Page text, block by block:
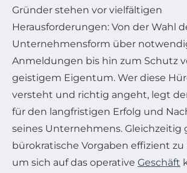
Gründer stehen vor vielfältigen
Herausforderungen: Von der Wahl
Unternehmensform über
Anmeldungen bis hin zum Schutz
geistigem Eigentum. Wer diese
versteht und richtig angeht, legt
für den langfristigen Erfolg und
seines Unternehmens. Gleichzeitig
bürokratische Vorgaben effizient
um sich auf das operative Geschäft